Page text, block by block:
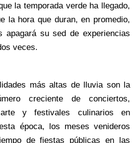
la temporada verde ha llegado,
la hora que duran, en promedio,
apagará su sed de experiencias
veces.
más altas de lluvia son la
creciente de conciertos,
y festivales culinarios en
época, los meses venideros
de fiestas públicas en las